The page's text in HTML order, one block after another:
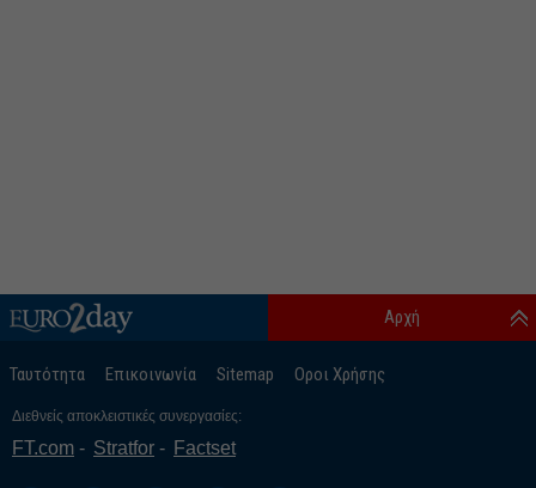
Ταυτότητα Επικοινωνία Sitemap Οροι Χρήσης
Αρχή
Διεθνείς αποκλειστικές συνεργασίες:
FT.com Stratfor Factset